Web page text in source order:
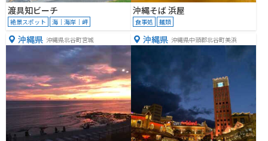
渡具知ビーチ
絶景スポット 海｜海岸｜岬
沖縄そば 浜屋
食事処 麺類
沖縄県 沖縄県北谷町宮城 沖縄県 沖縄県中頭郡北谷町美浜